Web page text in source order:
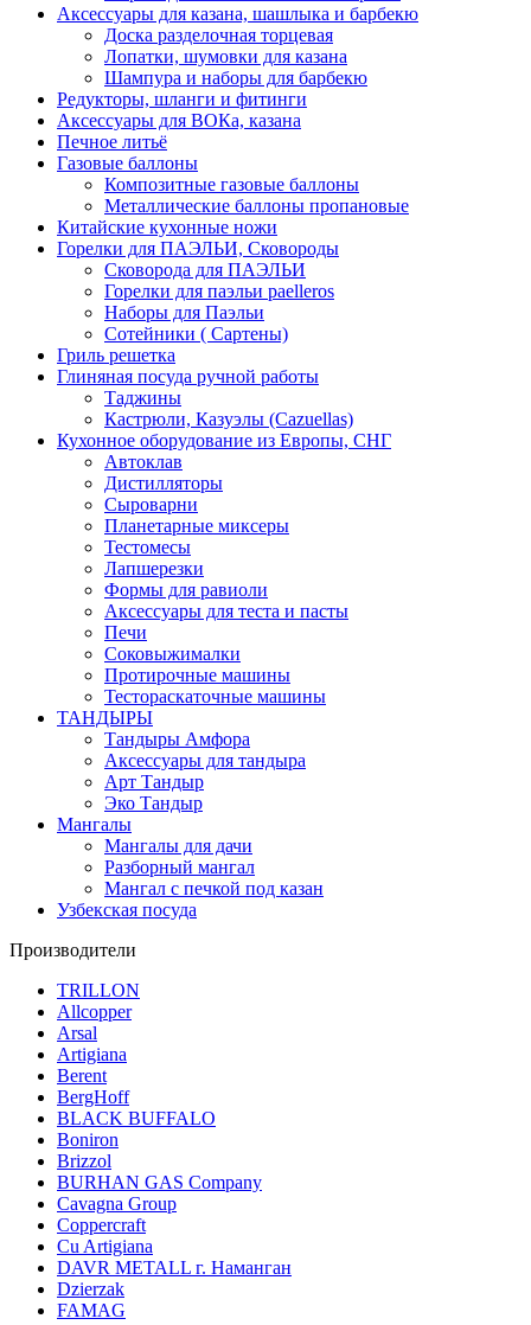
Аксессуары для казана, шашлыка и барбекю
Доска разделочная торцевая
Лопатки, шумовки для казана
Шампура и наборы для барбекю
Редукторы, шланги и фитинги
Аксессуары для ВОКа, казана
Печное литьё
Газовые баллоны
Композитные газовые баллоны
Металлические баллоны пропановые
Китайские кухонные ножи
Горелки для ПАЭЛЬИ, Сковороды
Сковорода для ПАЭЛЬИ
Горелки для паэльи paelleros
Наборы для Паэльи
Сотейники ( Сартены)
Гриль решетка
Глиняная посуда ручной работы
Таджины
Кастрюли, Казуэлы (Cazuellas)
Кухонное оборудование из Европы, СНГ
Автоклав
Дистилляторы
Сыроварни
Планетарные миксеры
Тестомесы
Лапшерезки
Формы для равиоли
Аксессуары для теста и пасты
Печи
Соковыжималки
Протирочные машины
Тестораскаточные машины
ТАНДЫРЫ
Тандыры Амфора
Аксессуары для тандыра
Арт Тандыр
Эко Тандыр
Мангалы
Мангалы для дачи
Разборный мангал
Мангал с печкой под казан
Узбекская посуда
Производители
TRILLON
Allcopper
Arsal
Artigiana
Berent
BergHoff
BLACK BUFFALO
Boniron
Brizzol
BURHAN GAS Company
Cavagna Group
Coppercraft
Cu Artigiana
DAVR METALL г. Наманган
Dzierzak
FAMAG